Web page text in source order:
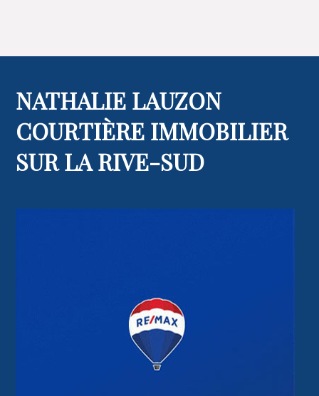
NATHALIE LAUZON
COURTIÈRE IMMOBILIER
SUR LA RIVE-SUD